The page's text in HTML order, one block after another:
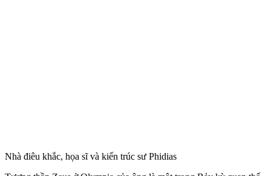
Nhà điêu khắc, họa sĩ và kiến trúc sư Phidias